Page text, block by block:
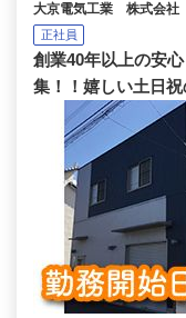
大京電気工業 株式会社
正社員
創業40年以上の安
集！！嬉しい土日祝